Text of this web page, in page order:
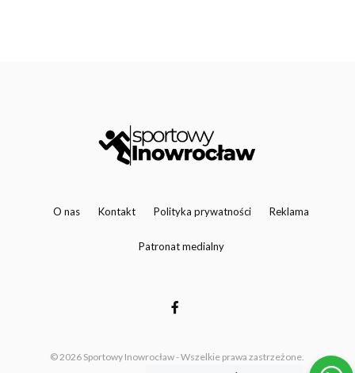
O nas Kontakt Polityka prywatności Reklama
Patronat medialny
© 2026 Sportowy Inowrocław - Wszelkie prawa zastrzeżone.